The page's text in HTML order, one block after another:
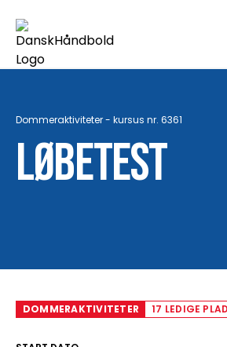
Dommeraktiviteter - kursus nr. 6361
Løbetest
DOMMERAKTIVITETER 17 LEDIGE